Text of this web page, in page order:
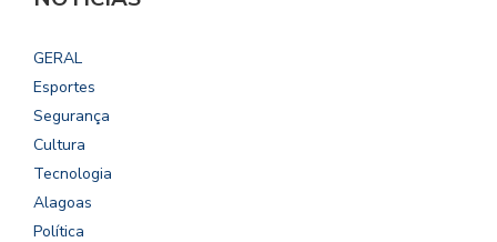
GERAL
Esportes
Segurança
Cultura
Tecnologia
Alagoas
Política